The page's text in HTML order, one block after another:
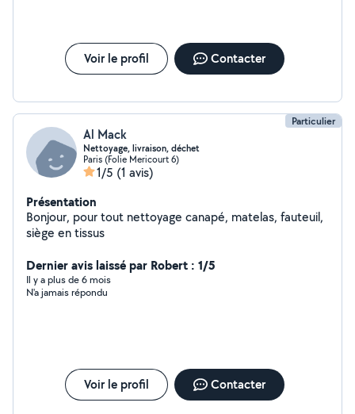
Voir le profil Contacter
Particulier
Al Mack
Nettoyage, livraison, déchet
Paris (Folie Mericourt 6)
1/5 (1 avis)
Présentation
Bonjour, pour tout nettoyage canapé, matelas, fauteuil,
siège en tissus
Dernier avis laissé par Robert : 1/5
Il y a plus de 6 mois
N'a jamais répondu
Voir le profil Contacter